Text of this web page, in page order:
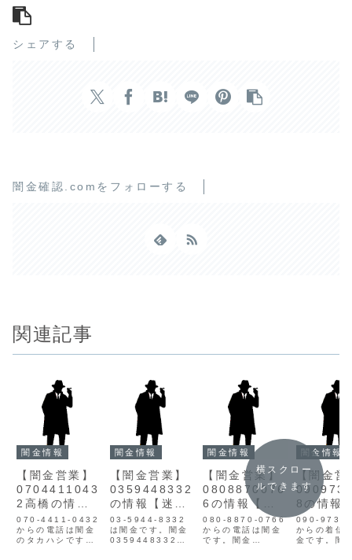
シェアする
闇金確認.comをフォローする
関連記事
闇金情報
【闇金営業】
0704411043
2高橋の情報
【迷惑電話】
070-4411-0432
からの電話は闇金
のタカハシです。
闇金情報
【闇金営業】
0359448332
の情報【迷惑
電話】
03-5944-8332
は闇金です。闇金
0359448332の
闇金情報
【闇金営業】
0808870076
6の情報【迷
惑電話】
080-8870-0766
からの電話は闇金
です。闇金
闇金情報
【闇金営
8の情報
惑電話】
090-
からの着信
金です。闇
横スクロー
ルできます